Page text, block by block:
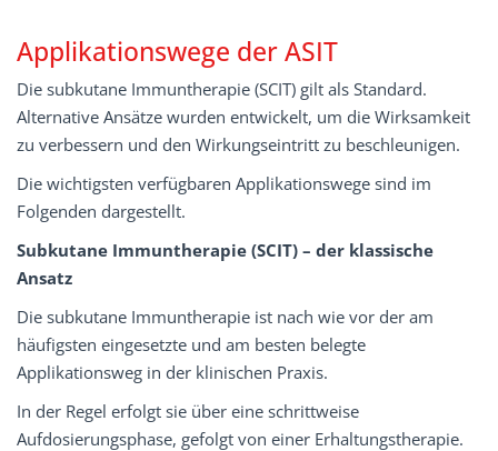
Applikationswege der ASIT
Die subkutane Immuntherapie (SCIT) gilt als Standard.
Alternative Ansätze wurden entwickelt, um die Wirksamkeit
zu verbessern und den Wirkungseintritt zu beschleunigen.
Die wichtigsten verfügbaren Applikationswege sind im
Folgenden dargestellt.
Subkutane Immuntherapie (SCIT) – der klassische
Ansatz
Die subkutane Immuntherapie ist nach wie vor der am
häufigsten eingesetzte und am besten belegte
Applikationsweg in der klinischen Praxis.
In der Regel erfolgt sie über eine schrittweise
Aufdosierungsphase, gefolgt von einer Erhaltungstherapie.